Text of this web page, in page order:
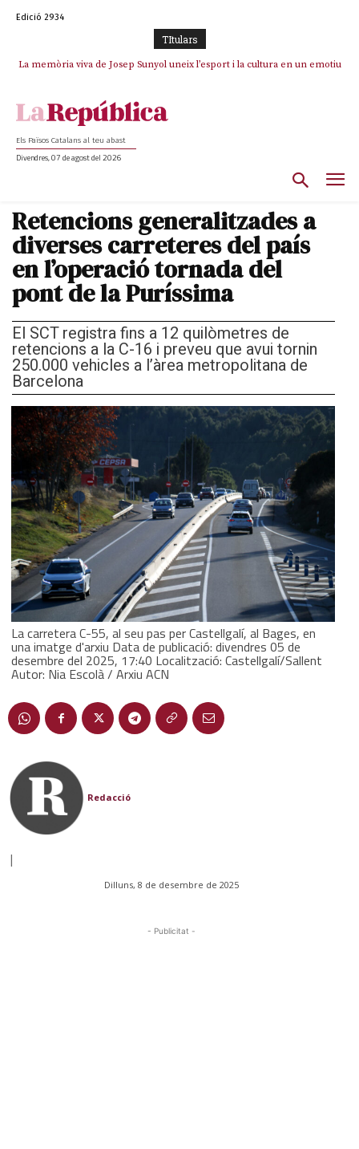
Edició 2934
TItulars
La memòria viva de Josep Sunyol uneix l’esport i la cultura en un emotiu
La “dignitat” a mitges de Marc Puigtió: renuncia a Girona pels àudios però
Els Països Catalans al teu abast
Divendres, 07 de agost del 2026
Retencions generalitzades a
diverses carreteres del país
en l’operació tornada del
pont de la Puríssima
El SCT registra fins a 12 quilòmetres de
retencions a la C-16 i preveu que avui tornin
250.000 vehicles a l’àrea metropolitana de
Barcelona
La carretera C-55, al seu pas per Castellgalí, al Bages, en
una imatge d'arxiu Data de publicació: divendres 05 de
desembre del 2025, 17:40 Localització: Castellgalí/Sallent
Autor: Nia Escolà / Arxiu ACN
Redacció
|
Dilluns, 8 de desembre de 2025
- Publicitat -